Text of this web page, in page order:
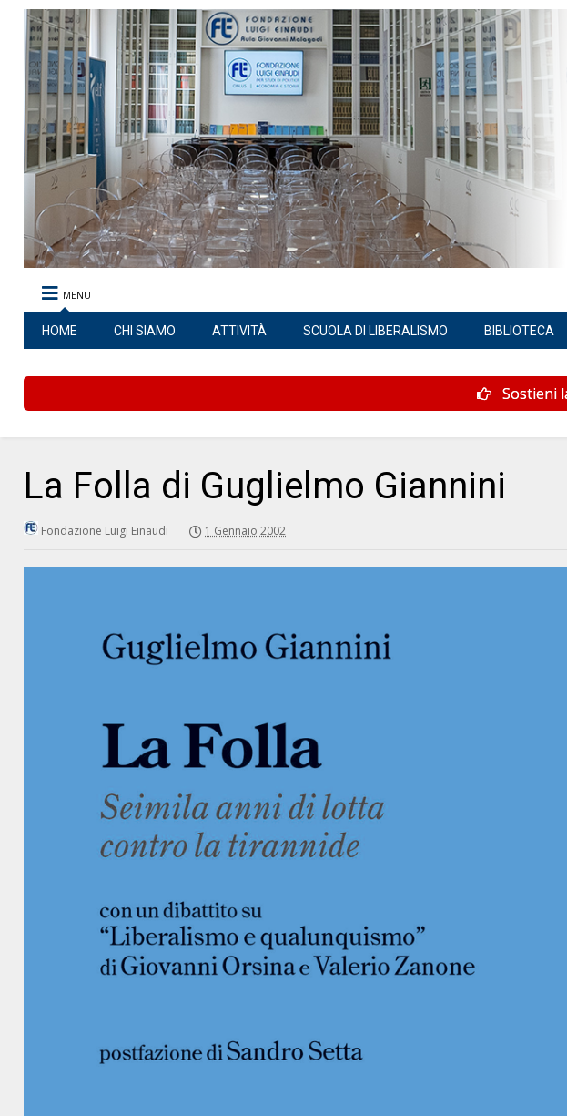
MENU
HOME CHI SIAMO ATTIVITÀ SCUOLA DI LIBERALISMO BIBLIOTECA
Sostieni
La Folla di Guglielmo Giannini
Fondazione Luigi Einaudi 1 Gennaio 2002